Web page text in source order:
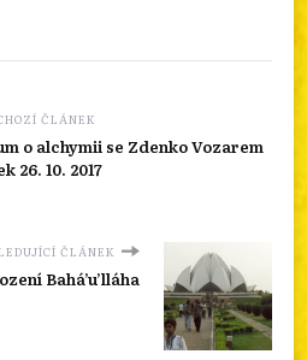
ČLÁNEK
o alchymii se Zdenko Vozarem
26. 10. 2017
ČLÁNEK
Bahá’u’lláha